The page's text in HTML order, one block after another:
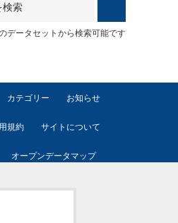
データセットから検索可能です
カテゴリー お知らせ
規約 サイトについて
オープンデータマップ